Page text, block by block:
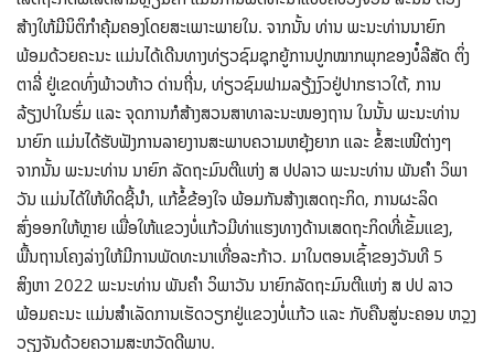
ສ້າງໃຫ້ມີນິຕິກໍາຄຸ້ມຄອງໂດຍສະເພາະພາຍໃນ. ຈາກນັ້ນ ທ່ານ ພະນະທ່ານນາຍົກ
ພ້ອມດ້ວຍຄະນະ ແມ່ນໄດ້ເດີນທາງທ່ຽວຊົມຊຸກຍູ້ການປູກໝາກພຸກຂອງບໍໍລີສັດ ຕິ່ງ
ຕາລີ່ ຢູ່ເຂດທົ່ງພ້າວຫ້າວ ດ່ານຖີ່ນ, ທ່ຽວຊົມຟາມລຽ້ງງົວຢູ່ປາກຮາວໃຕ້, ການ
ລ້ຽງປາໃນຮົ່ມ ແລະ ຈຸດການກໍສ້າງສວນສາທາລະນະໜອງຖານ ໃນນັ້ນ ພະນະທ່ານ
ນາຍົກ ແມ່ນໄດ້ຮັບຟັງການລາຍງານສະພາບຄວາມຫຍຸ້ງຍາກ ແລະ ຂໍ້ສະເໜີຕ່າງໆ
ຈາກນັ້ນ ພະນະທ່ານ ນາຍົກ ລັດຖະມົນຕີແຫ່ງ ສ ປປລາວ ພະນະທ່ານ ພັນຄຳ ວິພາ
ວັນ ແມ່ນໄດ້ໃຫ້ທິດຊີ້ນໍາ, ແກ້ຂໍ້ຂ້ອງໃຈ ພ້ອມກັນສ້າງເສດຖະກິດ, ການຜະລິດ
ສົ່ງອອກໃຫ້ຫຼາຍ ເພື່ອໃຫ້ແຂວງບໍ່ແກ້ວມີທ່າແຮງທາງດ້ານເສດຖະກິດທີ່ເຂັ້ມແຂງ,
ພື້ນຖານໂຄງລ່າງໃຫ້ມີການພັດທະນາເທື່ອລະກ້າວ. ມາໃນຕອນເຊົ້າຂອງວັນທີ 5
ສິງຫາ 2022 ພະນະທ່ານ ພັນຄຳ ວິພາວັນ ນາຍົກລັດຖະມົນຕີແຫ່ງ ສ ປປ ລາວ
ພ້ອມຄະນະ ແມ່ນສຳເລັດການເຮັດວຽກຢູ່ແຂວງບໍ່ແກ້ວ ແລະ ກັບຄືນສູ່ນະຄອນ ຫວຼງ
ວຽງຈັນດ້ວຍຄວາມສະຫວັດດີພາບ.